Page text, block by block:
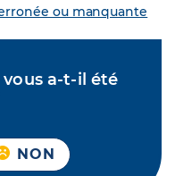
ou manquante
a-t-il été
NON